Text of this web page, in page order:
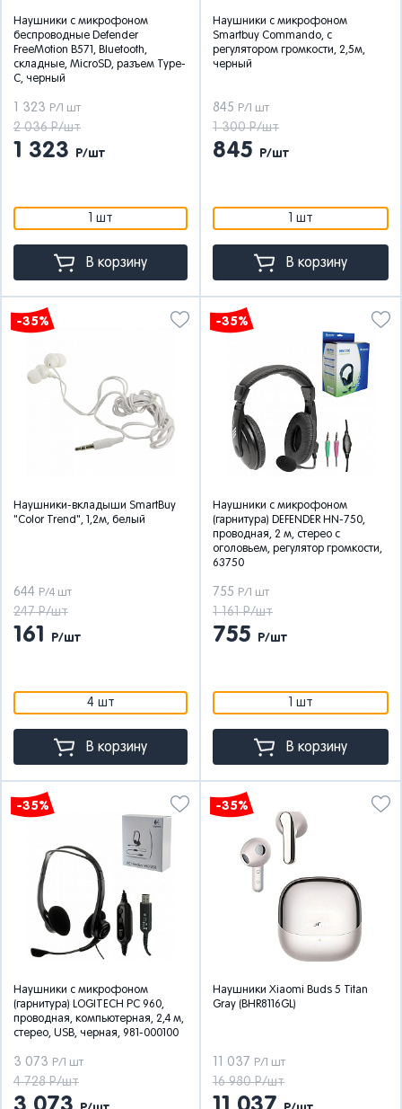
Наушники с микрофоном
беспроводные Defender
FreeMotion B571, Bluetooth,
складные, MicroSD, разъем Type-
C, черный
1 323 Р/1 шт
2 036 Р/шт
1 323 Р/шт
1 шт
В корзину
Наушники с микрофоном
Smartbuy Commando, с
регулятором громкости, 2,5м,
черный
845 Р/1 шт
1 300 Р/шт
845 Р/шт
1 шт
В корзину
-35%
Наушники-вкладыши SmartBuy
"Color Trend", 1,2м, белый
644 Р/4 шт
247 Р/шт
161 Р/шт
4 шт
В корзину
-35%
Наушники с микрофоном
(гарнитура) DEFENDER HN-750,
проводная, 2 м, стерео с
оголовьем, регулятор громкости,
63750
755 Р/1 шт
1 161 Р/шт
755 Р/шт
1 шт
В корзину
-35%
Наушники с микрофоном
(гарнитура) LOGITECH PC 960,
проводная, компьютерная, 2,4 м,
стерео, USB, черная, 981-000100
3 073 Р/1 шт
4 728 Р/шт
-35%
Наушники Xiaomi Buds 5 Titan
Gray (BHR8116GL)
11 037 Р/1 шт
16 980 Р/шт